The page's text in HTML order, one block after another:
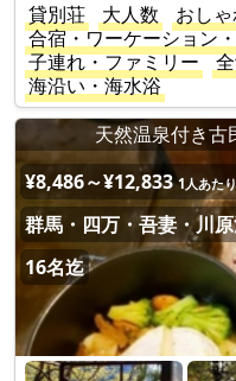
貸別荘
大人数
おし
合宿・ワーケーション
子連れ・ファミリー
海沿い・海水浴
天然温泉付き古
¥8,486～¥12,833 1人あた
群馬・四万・吾妻・川
16名迄